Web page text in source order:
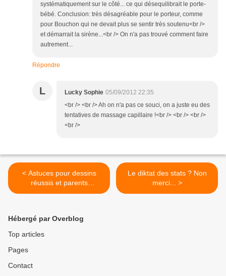
systématiquement sur le côté... ce qui désequilibrait le porte-
bébé. Conclusion: très désagréable pour le porteur, comme
pour Bouchon qui ne devait plus se sentir très soutenu<br />
et démarrait la sirène...<br /> On n'a pas trouvé comment faire
autrement...
Répondre
L Lucky Sophie 05/09/2012 22:35
<br /> <br /> Ah on n'a pas ce souci, on a juste eu des
tentatives de massage capillaire !<br /> <br /> <br />
<br />
< Astuces pour dessins
réussis et parents
tranquilles [Crayola]
Le diktat des stats ? Non
merci... >
Hébergé par Overblog
Top articles
Pages
Contact